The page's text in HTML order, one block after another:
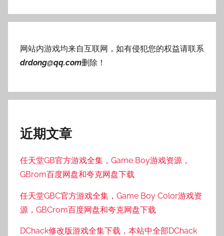
网站内游戏均来自互联网，如有侵犯您的权益请联系
drdong@qq.com删除！
近期文章
任天堂GB官方游戏全集，Game Boy游戏资源，
GBrom百度网盘和夸克网盘下载
任天堂GBC官方游戏全集，Game Boy Color游戏资
源，GBCrom百度网盘和夸克网盘下载
DChack修改版游戏全集下载，本站中全部DChack